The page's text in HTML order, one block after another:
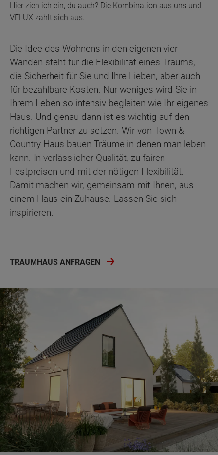
Hier zieh ich ein, du auch? Die Kombination aus uns und
VELUX zahlt sich aus.
Die Idee des Wohnens in den eigenen vier
Wänden steht für die Flexibilität eines Traums,
die Sicherheit für Sie und Ihre Lieben, aber auch
für bezahlbare Kosten. Nur weniges wird Sie in
Ihrem Leben so intensiv begleiten wie Ihr eigenes
Haus. Und genau dann ist es wichtig auf den
richtigen Partner zu setzen. Wir von Town &
Country Haus bauen Träume in denen man leben
kann. In verlässlicher Qualität, zu fairen
Festpreisen und mit der nötigen Flexibilität.
Damit machen wir, gemeinsam mit Ihnen, aus
einem Haus ein Zuhause. Lassen Sie sich
inspirieren.
TRAUMHAUS ANFRAGEN